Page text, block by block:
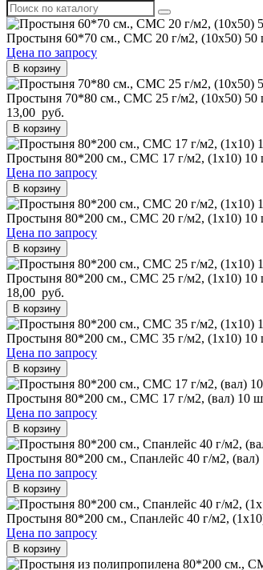
Простыня 60*70 см., СМС 20 г/м2, (10х50) 50
Цена по запросу
В корзину
Простыня 70*80 см., СМС 25 г/м2, (10х50) 50
13,00 руб.
В корзину
Простыня 80*200 см., СМС 17 г/м2, (1х10) 10
Цена по запросу
В корзину
Простыня 80*200 см., СМС 20 г/м2, (1х10) 10
Цена по запросу
В корзину
Простыня 80*200 см., СМС 25 г/м2, (1х10) 10
18,00 руб.
В корзину
Простыня 80*200 см., СМС 35 г/м2, (1х10) 10
Цена по запросу
В корзину
Простыня 80*200 см., СМС 17 г/м2, (вал) 10
Цена по запросу
В корзину
Простыня 80*200 см., Спанлейс 40 г/м2, (вал)
Цена по запросу
В корзину
Простыня 80*200 см., Спанлейс 40 г/м2,
Цена по запросу
В корзину